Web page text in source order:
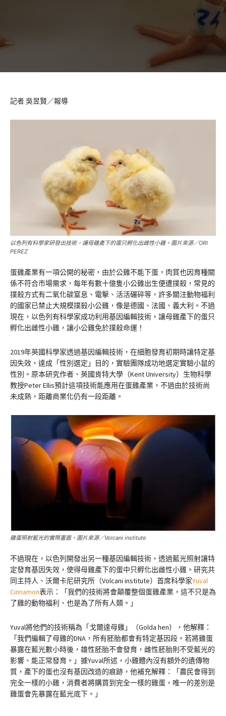
記者 吳昱賢／報導
以色列有科學家研發出技術，讓母雞產下的蛋只孵化出雌性小雞。圖片來源／ORI
PEREZ
蛋雞產業有一項公開的秘密，由於公雞不能下蛋，肉質也因育種關
係不符合市場需求，每年有數十億隻小公雞出生便遭撲殺，常見的
撲殺方式有二氧化碳窒息、電擊、活活碾碎等，許多關注動物福利
的國家已禁止大規模撲殺小公雞，像是德國、法國、義大利。不過
現在，以色列有科學家成功利用基因編輯技術，讓母雞產下的蛋只
孵化出雌性小雞，讓小公雞免於撲殺命運！
2019年英國科學家透過基因編輯技術，在細胞發育初期時讓特定基
因失效，達成「性別選定」目的，實驗團隊成功地選定實驗小鼠的
性別。原本研究作者、英國肯特大學（Kent University）生物科學
教授Peter Ellis預計這項技術能應用在蛋雞產業，不過由於技術尚
未成熟，距離商業化仍有一段距離。
雞蛋照射藍光的實際畫面。圖片來源／Volcani institute
不過現在，以色列開發出另一種基因編輯技術，透過藍光照射讓特
定發育基因失效，使得母雞產下的蛋中只孵化出雌性小雞。研究共
同主持人、沃爾卡尼研究所（Volcani institute）首席科學家Yuval
Cinnamon表示：「我們的技術將會顛覆整個蛋雞產業，這不只是為
了雞的動物福利、也是為了所有人類。」
Yuval將他們的技術稱為「戈爾達母雞」（Golda hen），他解釋：
「我們編輯了母雞的DNA，所有胚胎都會有特定基因段。若將雞蛋
暴露在藍光數小時後，雄性胚胎不會發育，雌性胚胎則不受藍光的
影響、能正常發育。」據Yuval所述，小雞體內沒有額外的遺傳物
質，產下的蛋也沒有基因改造的痕跡，他補充解釋：「農民會得到
完全一樣的小雞，消費者將購買到完全一樣的雞蛋，唯一的差別是
雞蛋會先暴露在藍光底下。」